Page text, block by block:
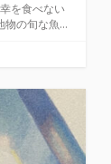
を食べない
物の旬な魚...